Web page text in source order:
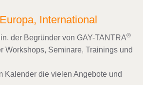
International
der Begründer von GAY-TANTRA®
Workshops, Seminare, Trainings und
Kalender die vielen Angebote und